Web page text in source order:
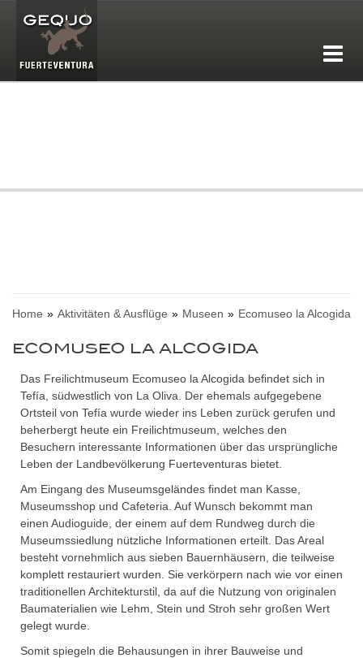
Home Aktivitäten & Ausflüge Museen Ecomuseo la Alcogida
ECOMUSEO LA ALCOGIDA
Das Freilichtmuseum Ecomuseo la Alcogida befindet sich in
Tefía, südwestlich von La Oliva. Der ehemals aufgegebene
Ortsteil von Tefía wurde wieder ins Leben zurück gerufen und
beherbergt heute ein Freilichtmuseum, welches den
Besuchern interessante Informationen über das ursprüngliche
Leben der Landbevölkerung Fuerteventuras bietet.
Am Eingang des Museumsgeländes findet man Kasse,
Museumsshop und Cafeteria. Auf Wunsch bekommt man
einen Audioguide, der einem auf dem Rundweg durch die
Museumssiedlung nützliche Informationen erteilt. Das Areal
besteht vornehmlich aus sieben Bauernhäusern, die teilweise
komplett restauriert wurden. Sie verkörpern nach wie vor einen
traditionellen Architekturstil, da auf die Nutzung von originalen
Baumaterialien wie Lehm, Stein und Stroh sehr großen Wert
gelegt wurde.
Somit spiegeln die Behausungen in ihrer Bauweise und